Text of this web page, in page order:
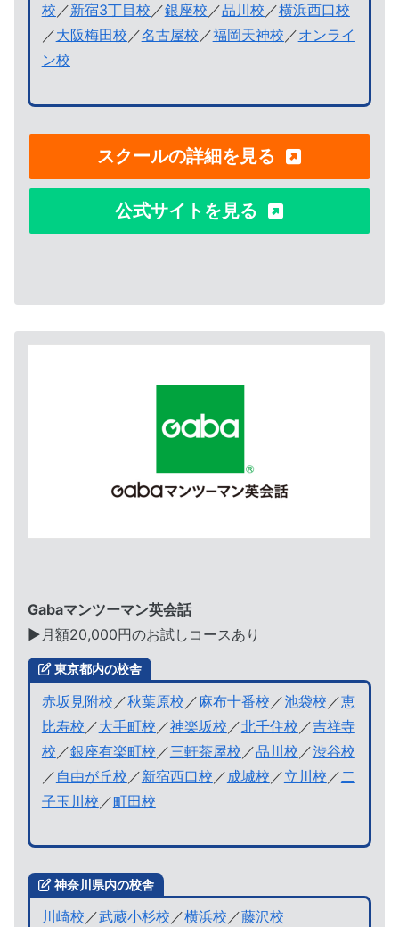
校 ／新宿3丁目校 ／銀座校 ／品川校 ／横浜西口校
／大阪梅田校 ／名古屋校 ／福岡天神校 ／オンライ
ン校
スクールの詳細を見る
公式サイトを見る
Gabaマンツーマン英会話
▶︎月額20,000円のお試しコースあり
東京都内の校舎
赤坂見附校 ／秋葉原校 ／麻布十番校 ／池袋校 ／恵
比寿校 ／大手町校 ／神楽坂校 ／北千住校 ／吉祥寺
校 ／銀座有楽町校 ／三軒茶屋校 ／品川校 ／渋谷校
／ 自由が丘校 ／新宿西口校 ／ 成城校 ／立川校 ／ 二
子玉川校 ／町田校
神奈川県内の校舎
川崎校 ／武蔵小杉校 ／横浜校 ／藤沢校